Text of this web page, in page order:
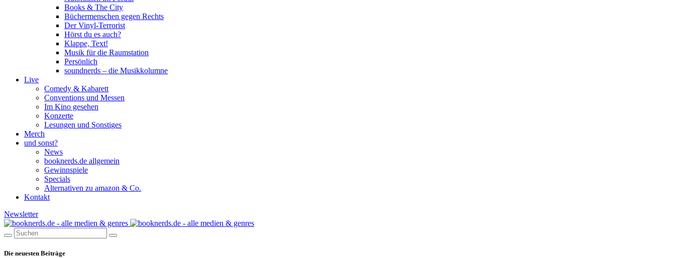
Books & The City
Büchermenschen gegen Rechts
Der Vinyl-Terrorist
Hörst du es auch?
Klappe, Text!
Musik für die Raumstation
Persönlich
soundnerds – die Musikkolumne
Live
Comedy & Kabarett
Conventions und Messen
Im Kino gesehen
Konzerte
Lesungen und Sonstiges
Merch
und sonst?
News
booknerds.de allgemein
Gewinnspiele
Specials
Alternativen zu amazon & Co.
Kontakt
Newsletter
Die neuesten Beiträge